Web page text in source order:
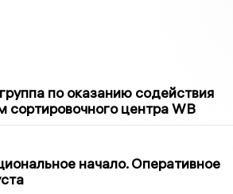
по оказанию содействия
центра WB
начало. Оперативное